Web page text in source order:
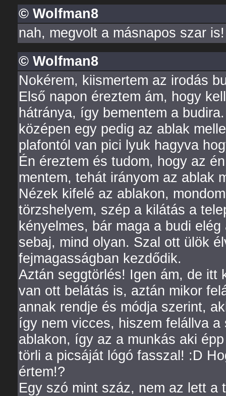
© Wolfman8
nah, megvolt a másnapos szar
© Wolfman8
Nokérem, kiismertem az irodás
Első napon éreztem ám, hogy
hátránya, így bementem a
középen egy pedig az ablak
plafontól van pici lyuk hagyva
Én éreztem és tudom, hogy az
mentem, tehát irányom az ablak
Nézek kifelé az ablakon,
törzshelyem, szép a kilátás a
kényelmes, bár maga a budi
sebaj, mind olyan. Szal ott ülök
fejmagasságban kezdődik.
Aztán seggtörlés! Igen ám, de itt
van ott belátás is, aztán mikor
annak rendje és módja szerint,
így nem vicces, hiszem felállva
ablakon, így az a munkás aki
törli a picsáját lógó fasszal! :D
értem!?
Egy szó mint száz, nem az lett a